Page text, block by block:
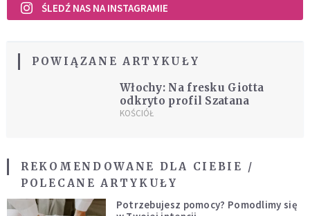
ŚLEDŹ NAS NA INSTAGRAMIE
POWIĄZANE ARTYKUŁY
Włochy: Na fresku Giotta
odkryto profil Szatana
KOŚCIÓŁ
REKOMENDOWANE DLA CIEBIE /
POLECANE ARTYKUŁY
Potrzebujesz pomocy? Pomodlimy się